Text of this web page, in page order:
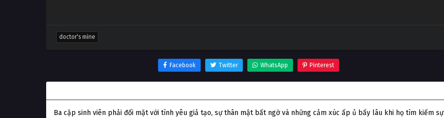
doctor's mine
Facebook Twitter WhatsApp Pinterest
Ba cặp sinh viên phải đối mặt với tình yêu giả tạo, sự thân mật bất ngờ và những cảm xúc ấp ủ bấy lâu khi họ tìm kiếm sự